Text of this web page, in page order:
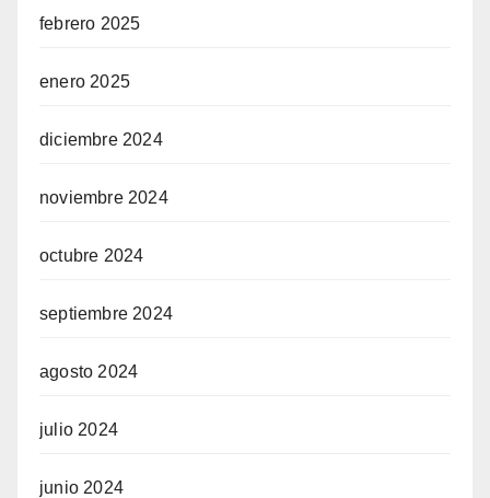
febrero 2025
enero 2025
diciembre 2024
noviembre 2024
octubre 2024
septiembre 2024
agosto 2024
julio 2024
junio 2024